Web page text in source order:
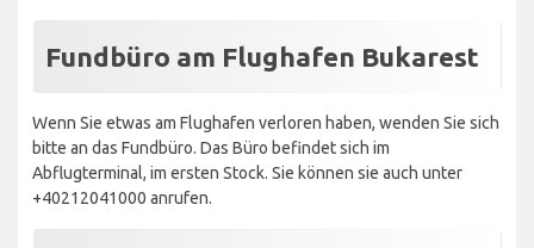
Fundbüro am Flughafen Bukarest
Wenn Sie etwas am Flughafen verloren haben, wenden Sie sich
bitte an das Fundbüro. Das Büro befindet sich im
Abflugterminal, im ersten Stock. Sie können sie auch unter
+40212041000 anrufen.